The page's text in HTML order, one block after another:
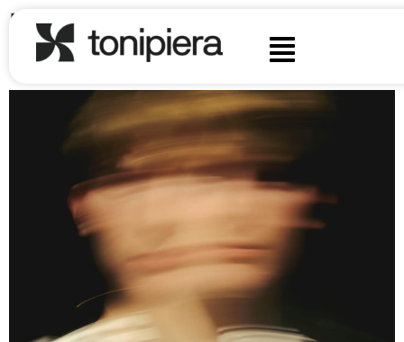
Las patologías que nacen
de la duda constante